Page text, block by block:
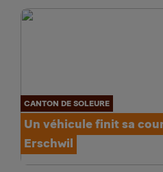
CANTON DE SOLEURE
Un véhicule finit sa
Erschwil